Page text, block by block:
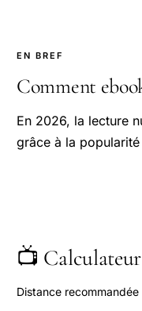
EN BREF
Comment
En 2026, la lecture
grâce à la
📺
Distance